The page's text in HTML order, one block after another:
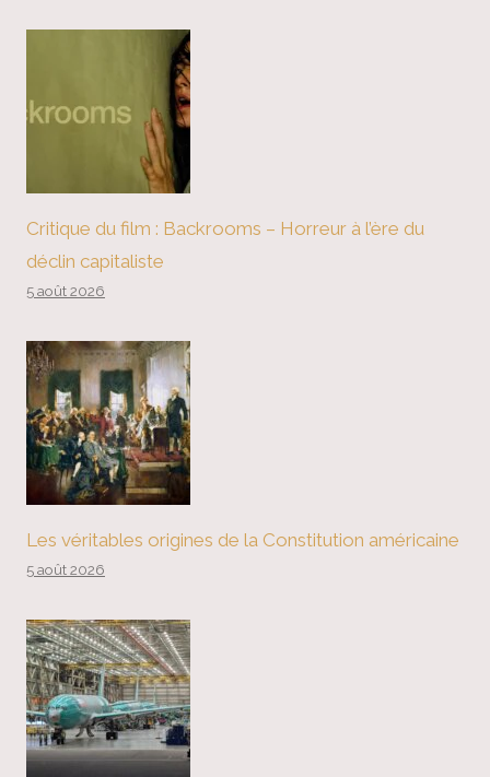
Critique du film : Backrooms – Horreur à l’ère du
déclin capitaliste
5 août 2026
Les véritables origines de la Constitution américaine
5 août 2026